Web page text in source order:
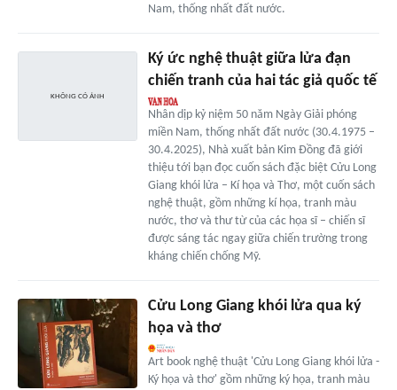
Nam, thống nhất đất nước.
Ký ức nghệ thuật giữa lửa đạn
chiến tranh của hai tác giả quốc tế
Nhân dịp kỷ niệm 50 năm Ngày Giải phóng
miền Nam, thống nhất đất nước (30.4.1975 –
30.4.2025), Nhà xuất bản Kim Đồng đã giới
thiệu tới bạn đọc cuốn sách đặc biệt Cửu Long
Giang khói lửa – Kí họa và Thơ, một cuốn sách
nghệ thuật, gồm những kí họa, tranh màu
nước, thơ và thư từ của các họa sĩ – chiến sĩ
được sáng tác ngay giữa chiến trường trong
kháng chiến chống Mỹ.
Cửu Long Giang khói lửa qua ký
họa và thơ
Art book nghệ thuật 'Cửu Long Giang khói lửa -
Ký họa và thơ' gồm những ký họa, tranh màu